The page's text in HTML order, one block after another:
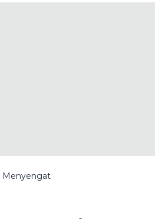
Menyengat